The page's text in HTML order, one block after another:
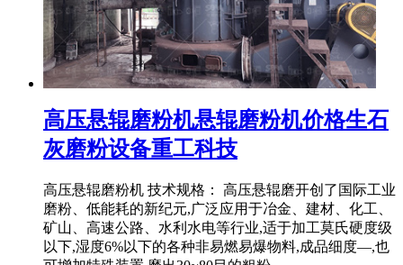
高压悬辊磨粉机悬辊磨粉机价格生石
灰磨粉设备重工科技
高压悬辊磨粉机 技术规格： 高压悬辊磨开创了国际工业
磨粉、低能耗的新纪元,广泛应用于冶金、建材、化工、
矿山、高速公路、水利水电等行业,适于加工莫氏硬度级
以下,湿度6%以下的各种非易燃易爆物料,成品细度—,也